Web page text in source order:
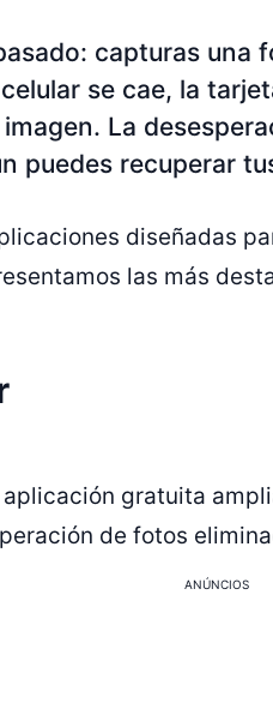
capturas una
se cae, la
La
puedes recuperar
diseñadas
las más
gratuita
de fotos
ANÚNCIOS